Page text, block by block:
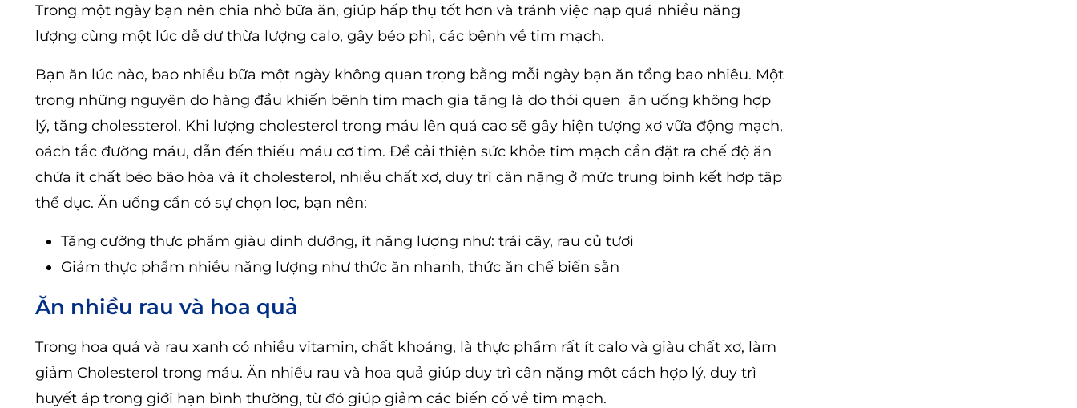
Trong một ngày bạn nên chia nhỏ bữa ăn, giúp hấp thụ tốt hơn và tránh việc nạp quá nhiều năng
lượng cùng một lúc dễ dư thừa lượng calo, gây béo phì, các bệnh về tim mạch.
Bạn ăn lúc nào, bao nhiều bữa một ngày không quan trọng bằng mỗi ngày bạn ăn tổng bao nhiêu. Một
trong những nguyên do hàng đầu khiến bệnh tim mạch gia tăng là do thói quen ăn uống không hợp
lý, tăng cholessterol. Khi lượng cholesterol trong máu lên quá cao sẽ gây hiện tượng xơ vữa động mạch,
oách tắc đường máu, dẫn đến thiếu máu cơ tim. Để cải thiện sức khỏe tim mạch cần đặt ra chế độ ăn
chứa ít chất béo bão hòa và ít cholesterol, nhiều chất xơ, duy trì cân nặng ở mức trung bình kết hợp tập
thể dục. Ăn uống cần có sự chọn lọc, bạn nên:
Tăng cường thực phẩm giàu dinh dưỡng, ít năng lượng như: trái cây, rau củ tươi
Giảm thực phẩm nhiều năng lượng như thức ăn nhanh, thức ăn chế biến sẵn
Ăn nhiều rau và hoa quả
Trong hoa quả và rau xanh có nhiều vitamin, chất khoáng, là thực phẩm rất ít calo và giàu chất xơ, làm
giảm Cholesterol trong máu. Ăn nhiều rau và hoa quả giúp duy trì cân nặng một cách hợp lý, duy trì
huyết áp trong giới hạn bình thường, từ đó giúp giảm các biến cố về tim mạch.